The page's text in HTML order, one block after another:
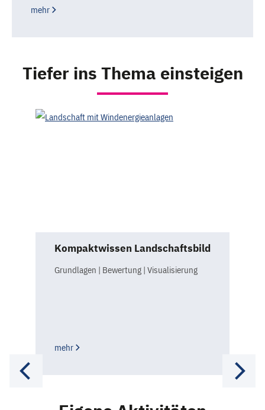
mehr
Tiefer ins Thema einsteigen
Kompaktwissen Landschaftsbild
Grundlagen | Bewertung | Visualisierung
mehr